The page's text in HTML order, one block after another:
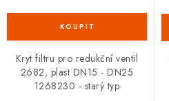
Kryt filtru pro redukční ventil
2682, plast DN15 - DN25
1268230 - starý typ